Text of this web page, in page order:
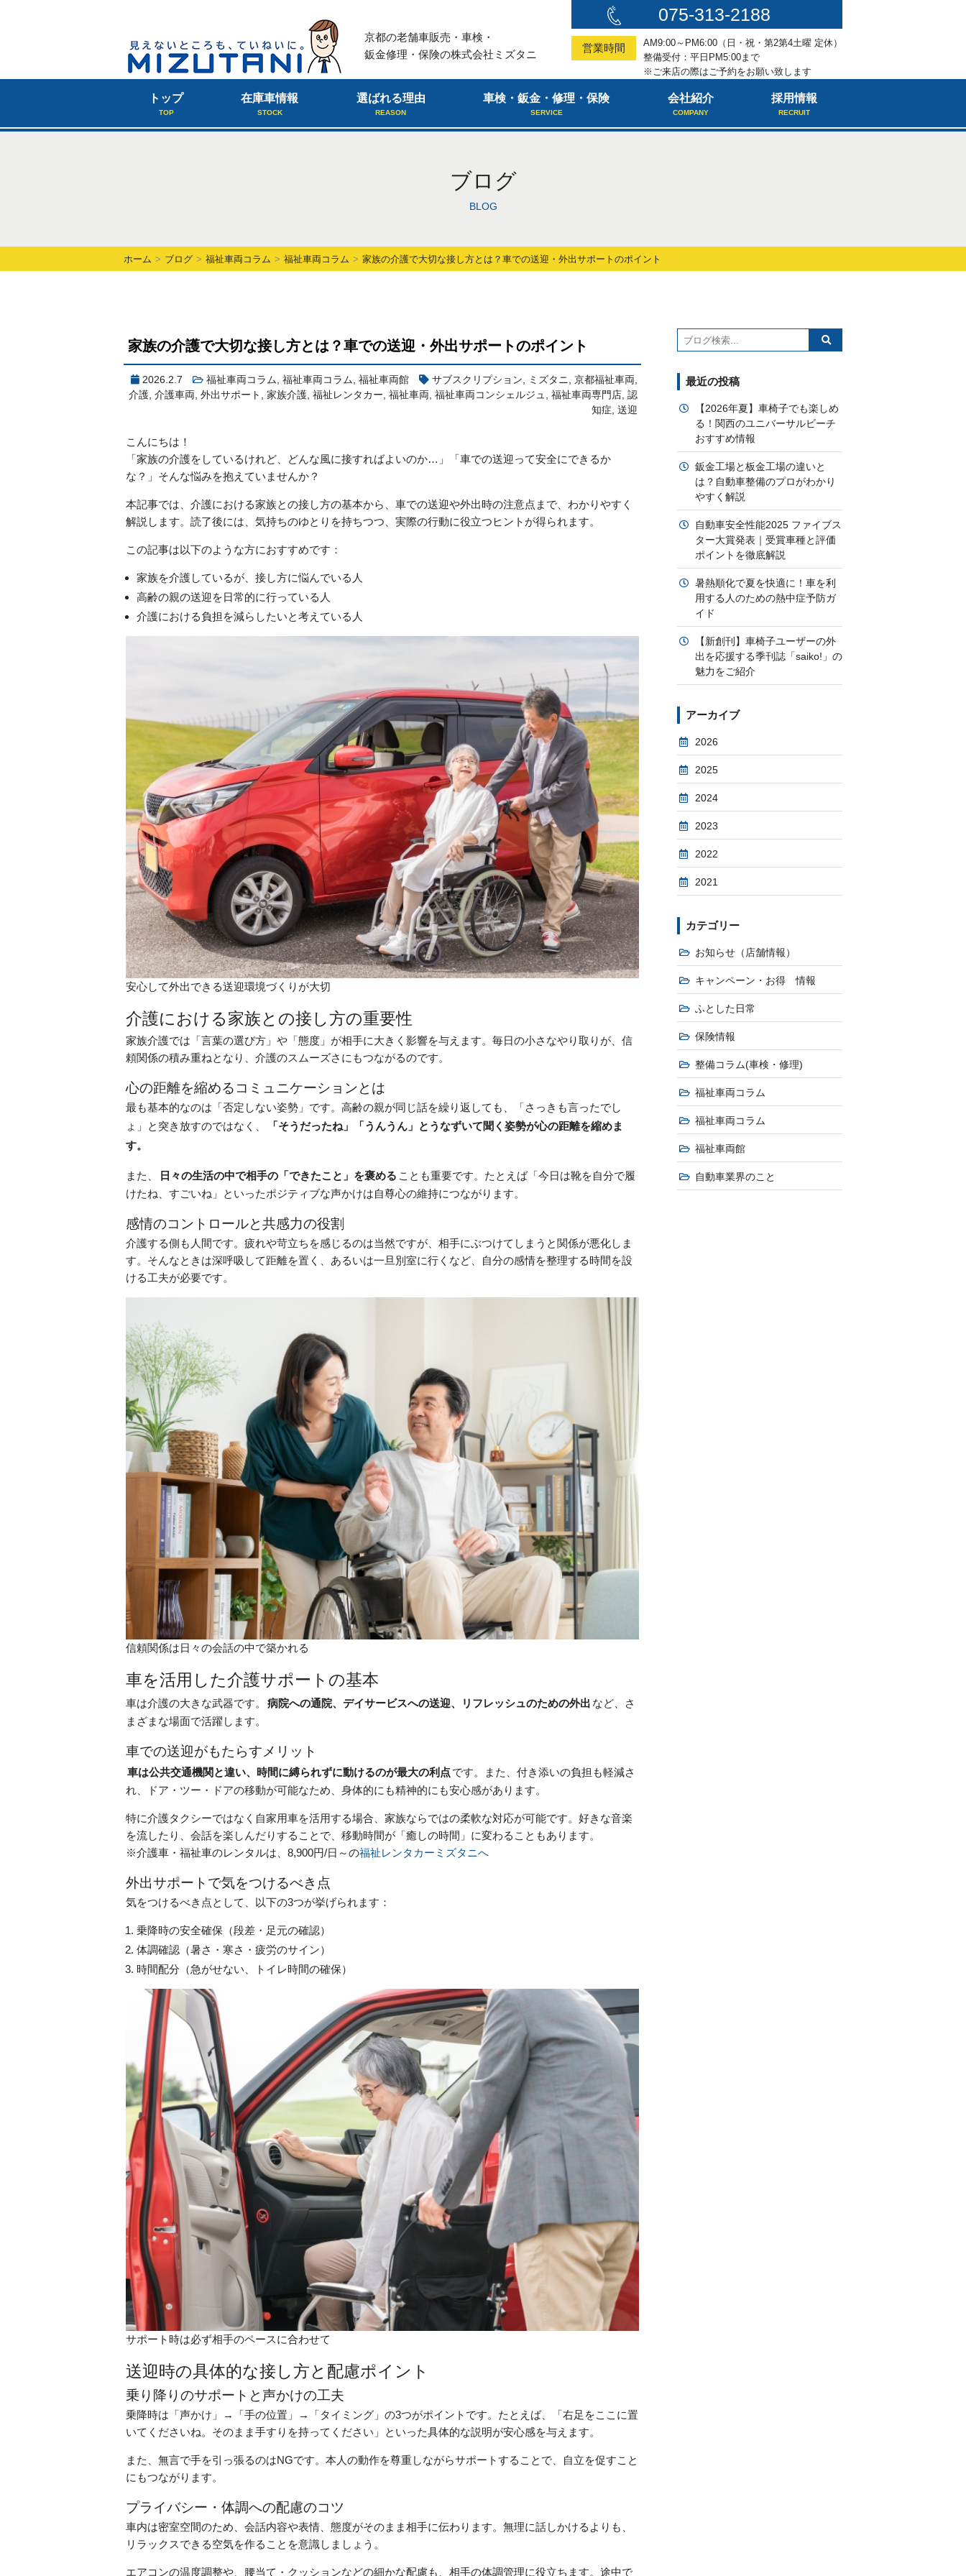
京都の老舗車販売・車検・
鈑金修理・保険の株式会社ミズタニ
075-313-2188
営業時間
AM9:00～PM6:00（日・祝・第2第4土曜 定休）
整備受付：平日PM5:00まで
※ご来店の際はご予約をお願い致します
トップ
TOP
在庫車情報
STOCK
選ばれる理由
REASON
車検・鈑金・修理・保険
SERVICE
会社紹介
COMPANY
採用情報
RECRUIT
ブログ
BLOG
ホーム ブログ 福祉車両コラム 福祉車両コラム 家族の介護で大切な接し方とは？車での送迎・外出サポートのポイント
家族の介護で大切な接し方とは？車での送迎・外出サポートのポイント
2026.2.7 福祉車両コラム ,福祉車両コラム ,福祉車両館 サブスクリプション ミズタニ ,京都福祉車両
介護 ,介護車両 ,外出サポート ,家族介護 ,福祉レンタカー ,福祉車両 ,福祉車両コンシェルジュ ,福祉車両専門店 ,認
知症 ,送迎
こんにちは！
「家族の介護をしているけれど、どんな風に接すればよいのか…」「車での送迎って安全にできるか
な？」そんな悩みを抱えていませんか？
本記事では、介護における家族との接し方の基本から、車での送迎や外出時の注意点まで、わかりやすく
解説します。読了後には、気持ちのゆとりを持ちつつ、実際の行動に役立つヒントが得られます。
この記事は以下のような方におすすめです：
家族を介護しているが、接し方に悩んでいる人
高齢の親の送迎を日常的に行っている人
介護における負担を減らしたいと考えている人
安心して外出できる送迎環境づくりが大切
介護における家族との接し方の重要性
家族介護では「言葉の選び方」や「態度」が相手に大きく影響を与えます。毎日の小さなやり取りが、信
頼関係の積み重ねとなり、介護のスムーズさにもつながるのです。
心の距離を縮めるコミュニケーションとは
最も基本的なのは「否定しない姿勢」です。高齢の親が同じ話を繰り返しても、「さっきも言ったでし
ょ」と突き放すのではなく、
「そうだったね」「うんうん」とうなずいて聞く姿勢が心の距離を縮めま
す。
また、 日々の生活の中で相手の「できたこと」を褒める ことも重要です。たとえば「今日は靴を自分で履
けたね、すごいね」といったポジティブな声かけは自尊心の維持につながります。
感情のコントロールと共感力の役割
介護する側も人間です。疲れや苛立ちを感じるのは当然ですが、相手にぶつけてしまうと関係が悪化しま
す。そんなときは深呼吸して距離を置く、あるいは一旦別室に行くなど、自分の感情を整理する時間を設
ける工夫が必要です。
信頼関係は日々の会話の中で築かれる
車を活用した介護サポートの基本
車は介護の大きな武器です。 病院への通院、デイサービスへの送迎、リフレッシュのための外出 など、さ
まざまな場面で活躍します。
車での送迎がもたらすメリット
車は公共交通機関と違い、時間に縛られずに動けるのが最大の利点です。また、付き添いの負担も軽減さ
れ、ドア・ツー・ドアの移動が可能なため、身体的にも精神的にも安心感があります。
特に介護タクシーではなく自家用車を活用する場合、家族ならではの柔軟な対応が可能です。好きな音楽
を流したり、会話を楽しんだりすることで、移動時間が「癒しの時間」に変わることもあります。
※介護車・福祉車のレンタルは、8,900円/日～の福祉レンタカーミズタニへ
外出サポートで気をつけるべき点
気をつけるべき点として、以下の3つが挙げられます：
乗降時の安全確保（段差・足元の確認）
体調確認（暑さ・寒さ・疲労のサイン）
時間配分（急がせない、トイレ時間の確保）
サポート時は必ず相手のペースに合わせて
送迎時の具体的な接し方と配慮ポイント
乗り降りのサポートと声かけの工夫
乗降時は「声かけ」→「手の位置」→「タイミング」の3つがポイントです。たとえば、「右足をここに置
いてくださいね。そのまま手すりを持ってください」といった具体的な説明が安心感を与えます。
また、無言で手を引っ張るのはNGです。本人の動作を尊重しながらサポートすることで、自立を促すこと
にもつながります。
プライバシー・体調への配慮のコツ
車内は密室空間のため、会話内容や表情、態度がそのまま相手に伝わります。無理に話しかけるよりも、
リラックスできる空気を作ることを意識しましょう。
エアコンの温度調整や、腰当て・クッションなどの細かな配慮も、相手の体調管理に役立ちます。途中で
最近の投稿
【2026年夏】車椅子でも楽しめ
る！関西のユニバーサルビーチ
おすすめ情報
鈑金工場と板金工場の違いと
は？自動車整備のプロがわかり
やすく解説
自動車安全性能2025 ファイブス
ター大賞発表｜受賞車種と評価
ポイントを徹底解説
暑熱順化で夏を快適に！車を利
用する人のための熱中症予防ガ
イド
【新創刊】車椅子ユーザーの外
出を応援する季刊誌「saiko!」の
魅力をご紹介
アーカイブ
2026
2025
2024
2023
2022
2021
カテゴリー
お知らせ（店舗情報）
キャンペーン・お得 情報
ふとした日常
保険情報
整備コラム(車検・修理)
福祉車両コラム
福祉車両コラム
福祉車両館
自動車業界のこと